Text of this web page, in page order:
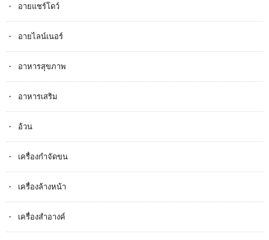
อายแชร์โดว์
อายไลน์เนอร์
อาหารสุขภาพ
อาหารเสริม
อ้วน
เครื่องกำจัดขน
เครื่องล้างหน้า
เครื่องสำอางค์